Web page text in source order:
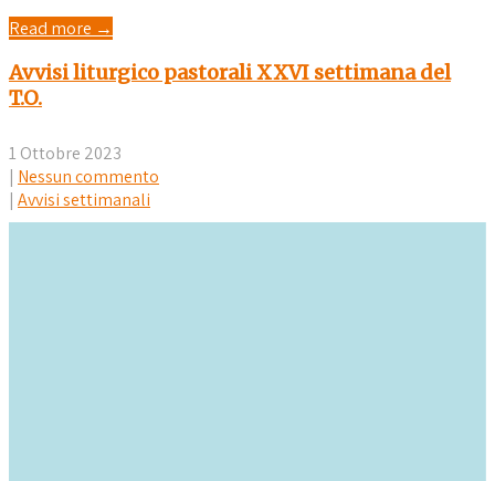
Telegram
Read more →
Avvisi liturgico pastorali XXVI settimana del
T.O.
1 Ottobre 2023
| Nessun commento
| Avvisi settimanali